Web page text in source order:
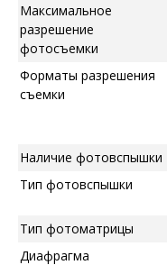
Максимальное
разрешение
фотосъемки
Форматы разрешения
съемки
Наличие фотовспышки
Тип фотовспышки
Тип фотоматрицы
Диафрагма